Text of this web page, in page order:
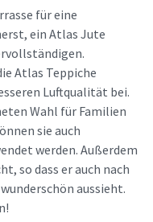
für eine
ein Atlas Jute
Atlas Teppiche
Luftqualität bei.
Wahl für Familien
sie auch
werden. Außerdem
so dass er auch nach
aussieht.